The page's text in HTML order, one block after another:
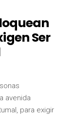
Ser
avenida
para exigir